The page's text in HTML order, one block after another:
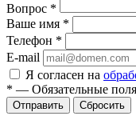
Вопрос *
Ваше имя *
Телефон *
E-mail
Я согласен на
* — Обязательные поля
Сбросить